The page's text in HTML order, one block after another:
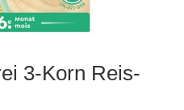
3-Korn Reis-